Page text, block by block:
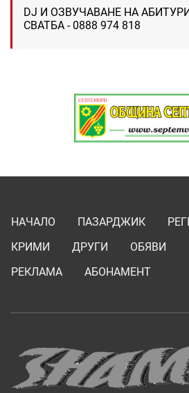
DJ И ОЗВУЧАВАНЕ НА
СВАТБА - 0888 974 818
НАЧАЛО ПАЗАРДЖИК
КРИМИ
ДРУГИ ОБЯВИ
РЕКЛАМА
АБОНАМЕНТ